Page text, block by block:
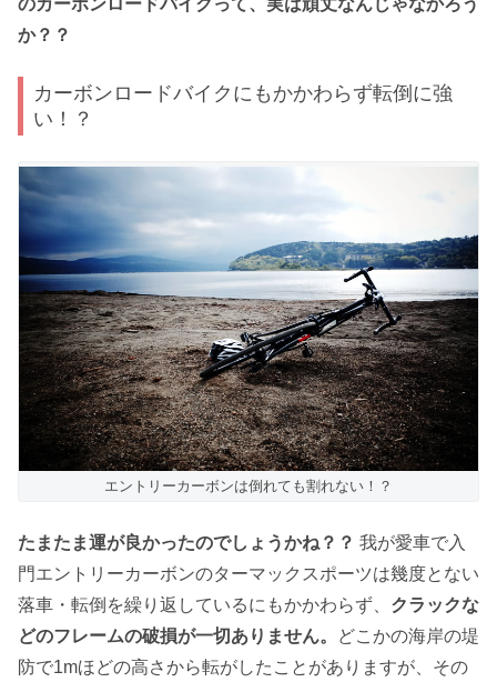
のカーボンロードバイクって、実は頑丈なんじゃなかろう
か？？
カーボンロードバイクにもかかわらず転倒に強
い！？
エントリーカーボンは倒れても割れない！？
たまたま運が良かったのでしょうかね？？ 我が愛車で入
門エントリーカーボンのターマックスポーツは幾度とない
落車・転倒を繰り返しているにもかかわらず、 クラックな
どのフレームの破損が一切ありません。
どこかの海岸の堤
防で1mほどの高さから転がしたことがありますが、その